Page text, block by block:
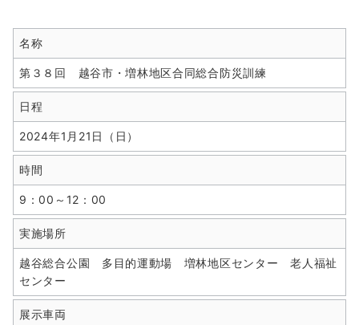
名称
第３８回 越谷市・増林地区合同総合防災訓練
日程
2024年1月21日（日）
時間
9：00～12：00
実施場所
越谷総合公園 多目的運動場 増林地区センター 老人福祉
センター
展示車両